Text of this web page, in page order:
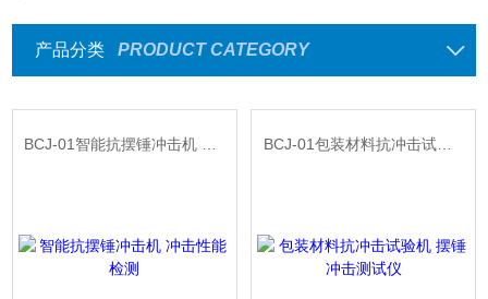
产品分类 PRODUCT CATEGORY
BCJ-01包装材料抗冲击试验机 摆锤冲击测试仪